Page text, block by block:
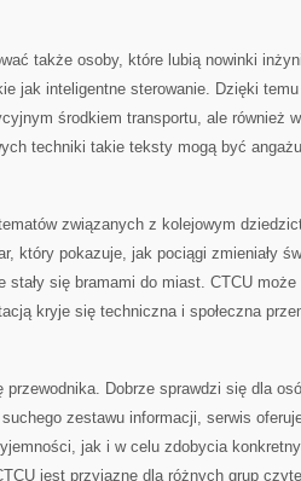
także osoby, które lubią nowinki
jak inteligentne sterowanie. Dzięki
środkiem transportu, ale również
techniki takie teksty mogą być
związanych z kolejowym
który pokazuje, jak pociągi zmieniały
stały się bramami do miast. CTCU
kryje się techniczna i społeczna
przewodnika. Dobrze sprawdzi się dla
zestawu informacji, serwis
jak i w celu zdobycia
jest przyjazne dla różnych grup